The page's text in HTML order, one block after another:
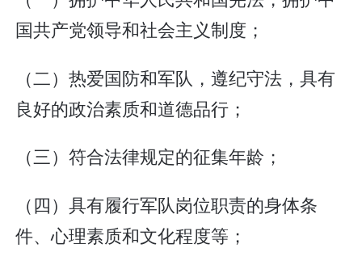
国共产党领导和社会主义制度；
（二）热爱国防和军队，遵纪守法，具有
良好的政治素质和道德品行；
（三）符合法律规定的征集年龄；
（四）具有履行军队岗位职责的身体条
件、心理素质和文化程度等；